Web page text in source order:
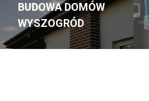
BUDOWA DOMÓW
WYSZOGRÓD